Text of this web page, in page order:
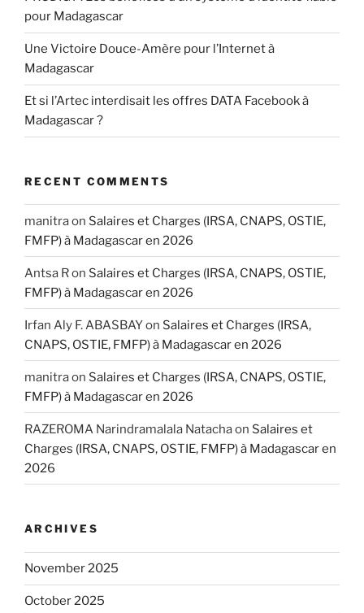
pour Madagascar
Une Victoire Douce-Amère pour l’Internet à
Madagascar
Et si l’Artec interdisait les offres DATA Facebook à
Madagascar ?
RECENT COMMENTS
manitraon Salaires et Charges (IRSA, CNAPS, OSTIE,
FMFP) à Madagascar en 2026
Antsa Ron Salaires et Charges (IRSA, CNAPS, OSTIE,
FMFP) à Madagascar en 2026
Irfan Aly F. ABASBAYon Salaires et Charges (IRSA,
CNAPS, OSTIE, FMFP) à Madagascar en 2026
manitraon Salaires et Charges (IRSA, CNAPS, OSTIE,
FMFP) à Madagascar en 2026
RAZEROMA Narindramalala Natachaon Salaires et
Charges (IRSA, CNAPS, OSTIE, FMFP) à Madagascar en
2026
ARCHIVES
November 2025
October 2025